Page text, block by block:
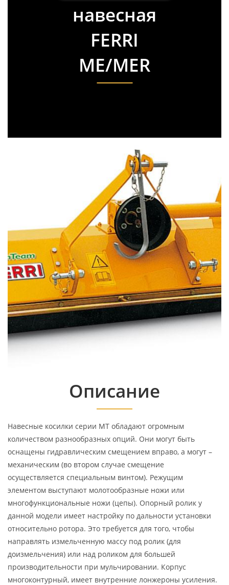
навесная
FERRI
ME/MER
Описание
Навесные косилки серии MT обладают огромным
количеством разнообразных опций. Они могут быть
оснащены гидравлическим смещением вправо, а могут –
механическим (во втором случае смещение
осуществляется специальным винтом). Режущим
элементом выступают молотообразные ножи или
многофункциональные ножи (цепы). Опорный ролик у
данной модели имеет настройку по дальности установки
относительно ротора. Это требуется для того, чтобы
направлять измельченную массу под ролик (для
доизмельчения) или над роликом для большей
производительности при мульчировании. Корпус
многоконтурный, имеет внутренние лонжероны усиления.